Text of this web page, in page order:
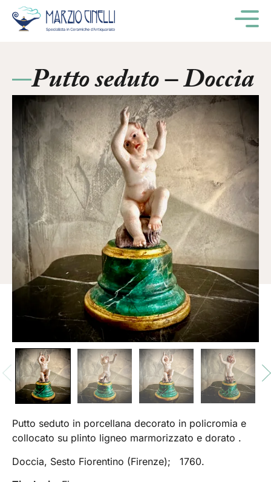
Putto seduto – Doccia
Putto seduto in porcellana decorato in policromia e
collocato su plinto ligneo marmorizzato e dorato .
Doccia, Sesto Fiorentino (Firenze); 1760.